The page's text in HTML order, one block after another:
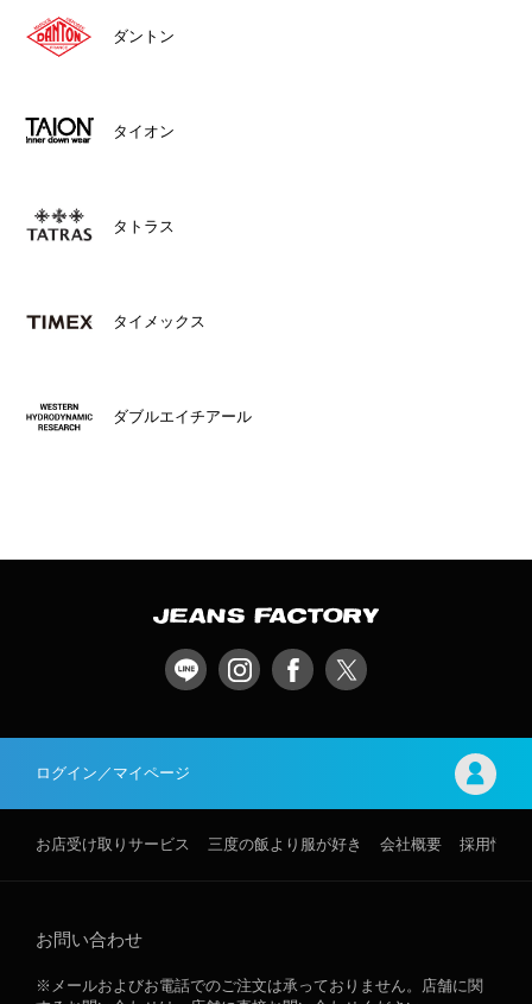
ダントン
タイオン
タトラス
タイメックス
ダブルエイチアール
ログイン／マイページ
お店受け取りサービス 三度の飯より服が好き 会社概要 採用情報
お問い合わせ
※メールおよびお電話でのご注文は承っておりません。店舗に関